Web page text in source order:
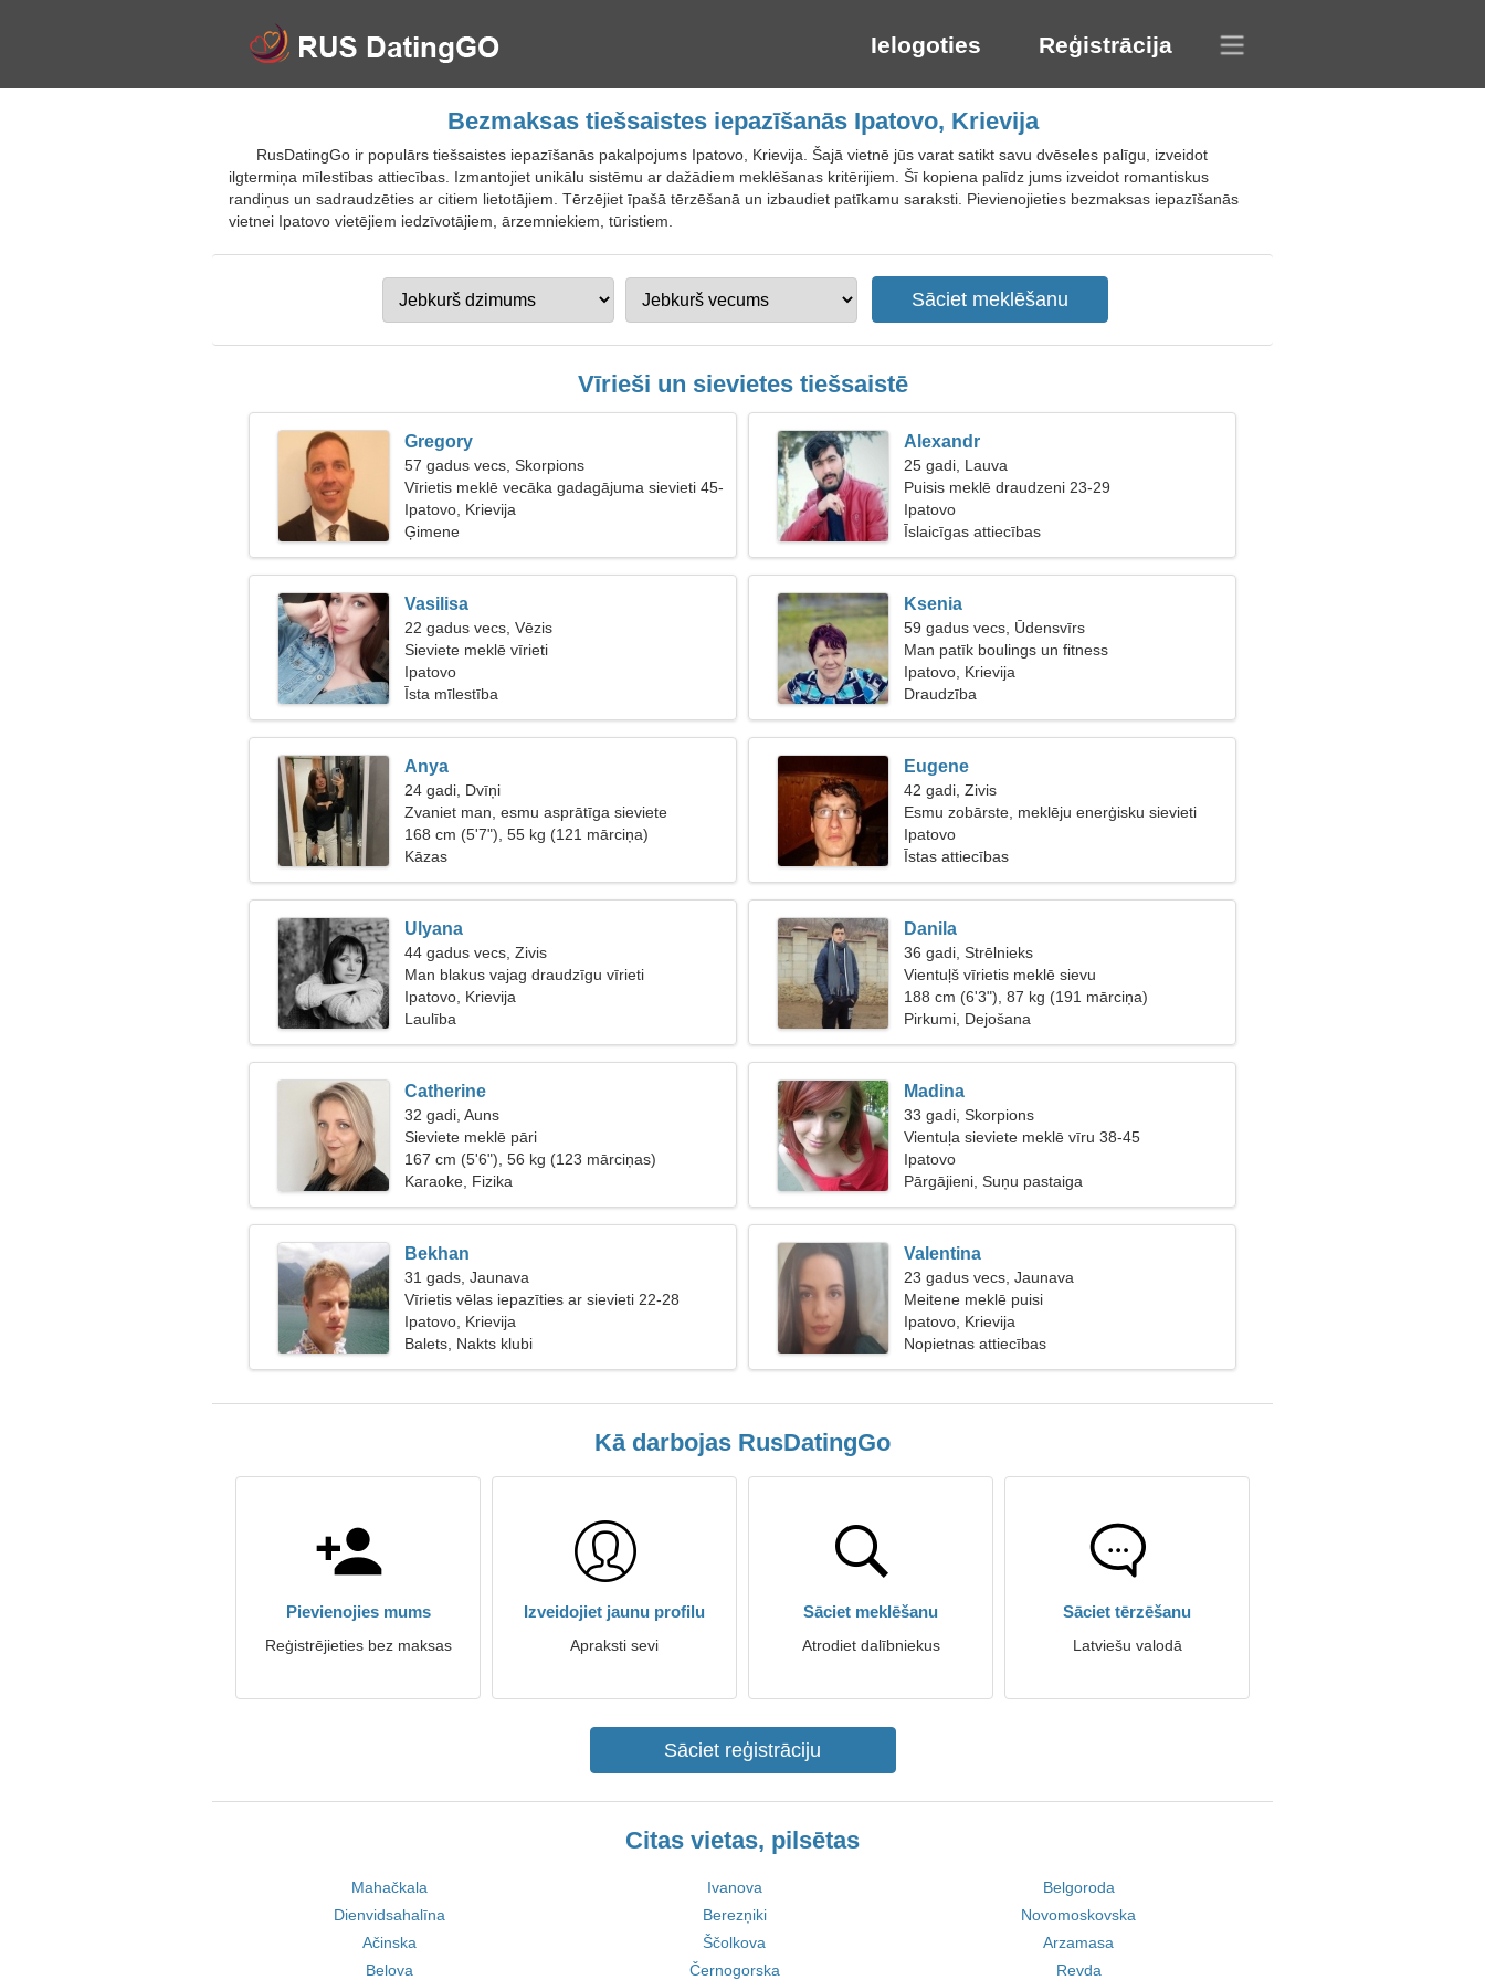
Ielogoties Reģistrācija
Bezmaksas tiešsaistes iepazīšanās Ipatovo, Krievija
RusDatingGo ir populārs tiešsaistes iepazīšanās pakalpojums Ipatovo, Krievija. Šajā vietnē jūs varat satikt savu dvēseles palīgu, izveidot
ilgtermiņa mīlestības attiecības. Izmantojiet unikālu sistēmu ar dažādiem meklēšanas kritērijiem. Šī kopiena palīdz jums izveidot romantiskus
randiņus un sadraudzēties ar citiem lietotājiem. Tērzējiet īpašā tērzēšanā un izbaudiet patīkamu saraksti. Pievienojieties bezmaksas iepazīšanās
vietnei Ipatovo vietējiem iedzīvotājiem, ārzemniekiem, tūristiem.
Vīrieši un sievietes tiešsaistē
Gregory
57 gadus vecs, Skorpions
Vīrietis meklē vecāka gadagājuma sievieti 45-
54
Ipatovo, Krievija
Ģimene
Alexandr
25 gadi, Lauva
Puisis meklē draudzeni 23-29
Ipatovo
Īslaicīgas attiecības
Vasilisa
22 gadus vecs, Vēzis
Sieviete meklē vīrieti
Ipatovo
Īsta mīlestība
Ksenia
59 gadus vecs, Ūdensvīrs
Man patīk boulings un fitness
Ipatovo, Krievija
Draudzība
Anya
24 gadi, Dvīņi
Zvaniet man, esmu asprātīga sieviete
168 cm (5'7"), 55 kg (121 mārciņa)
Kāzas
Eugene
42 gadi, Zivis
Esmu zobārste, meklēju enerģisku sievieti
Ipatovo
Īstas attiecības
Ulyana
44 gadus vecs, Zivis
Man blakus vajag draudzīgu vīrieti
Ipatovo, Krievija
Laulība
Danila
36 gadi, Strēlnieks
Vientuļš vīrietis meklē sievu
188 cm (6'3"), 87 kg (191 mārciņa)
Pirkumi, Dejošana
Catherine
32 gadi, Auns
Sieviete meklē pāri
167 cm (5'6"), 56 kg (123 mārciņas)
Karaoke, Fizika
Madina
33 gadi, Skorpions
Vientuļa sieviete meklē vīru 38-45
Ipatovo
Pārgājieni, Suņu pastaiga
Bekhan
31 gads, Jaunava
Vīrietis vēlas iepazīties ar sievieti 22-28
Ipatovo, Krievija
Balets, Nakts klubi
Valentina
23 gadus vecs, Jaunava
Meitene meklē puisi
Ipatovo, Krievija
Nopietnas attiecības
Kā darbojas RusDatingGo
Pievienojies mums
Reģistrējieties bez maksas
Izveidojiet jaunu profilu
Apraksti sevi
Sāciet meklēšanu
Atrodiet dalībniekus
Sāciet tērzēšanu
Latviešu valodā
Sāciet reģistrāciju
Citas vietas, pilsētas
Mahačkala Ivanova
Belgoroda
Dienvidsahalīna
Berezņiki
Novomoskovska
Ačinska
Ščolkova
Arzamasa
Belova
Černogorska Revda